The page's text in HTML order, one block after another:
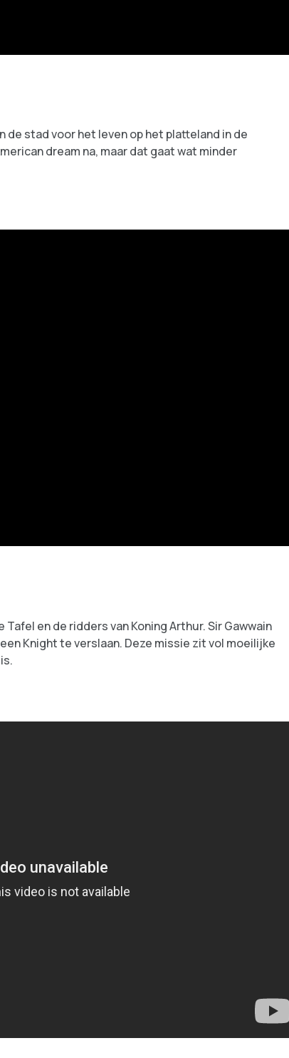
de stad voor het leven op het platteland in de
dream na, maar dat gaat wat minder
en de ridders van Koning Arthur. Sir Gawwain
Knight te verslaan. Deze missie zit vol moeilijke